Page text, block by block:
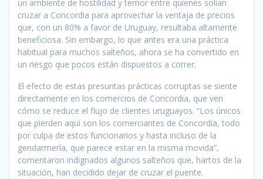
un ambiente de hostilidad y temor entre quienes solían
cruzar a Concordia para aprovechar la ventaja de precios
que, con un 80% a favor de Uruguay, resultaba altamente
beneficiosa. Sin embargo, lo que antes era una práctica
habitual para muchos salteños, ahora se ha convertido en
un riesgo que pocos están dispuestos a correr.
El efecto de estas presuntas prácticas corruptas se siente
directamente en los comercios de Concordia, que ven
cómo se reduce el flujo de clientes uruguayos. “Los únicos
que pierden aquí son los comerciantes de Concordia, todo
por culpa de estos funcionarios y hasta incluso de la
gendarmería, que parece estar en la misma movida”,
comentaron indignados algunos salteños que, hartos de la
situación, han decidido dejar de cruzar el puente.